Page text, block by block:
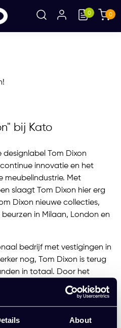
About
0 0
bij Kato
designlabel Tom Dixon
innovatie en het
meubelindustrie. Met
slaagt Tom Dixon hier erg
Dixon nieuwe collecties,
in Milaan, London en
bedrijf met vestigingen in
nog, Tom Dixon is terug
in totaal. Door het
zul je altijd wel iets
de vele collecties. Door
en accessoires als in
vinden in allerlei